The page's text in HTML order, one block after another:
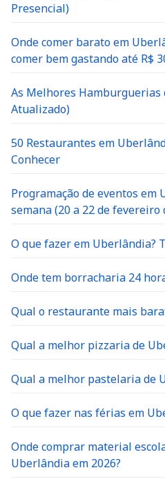
Presencial)
Onde comer barato em
comer bem gastando até R$
As Melhores
Atualizado)
50 Restaurantes em
Conhecer
Programação de eventos
semana (20 a 22 de fevereiro
O que fazer em Uberlândia?
Onde tem borracharia 24
Qual o restaurante mais
Qual a melhor pizzaria de
Qual a melhor pastelaria de
O que fazer nas férias em
Onde comprar material
Uberlândia em 2026?